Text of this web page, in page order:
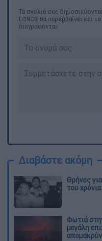
Τα σχολιά σας
ΕΘΝΟΣ θα παρεμβαίνει και
διαγράφονται
Διαβάστε ακόμη
Θρήνος
του
Φωτιά
μεγάλη